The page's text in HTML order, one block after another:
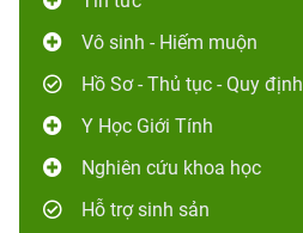
Vô sinh - Hiếm muộn
Hồ Sơ - Thủ tục - Quy định
Y Học Giới Tính
Nghiên cứu khoa học
Hỗ trợ sinh sản